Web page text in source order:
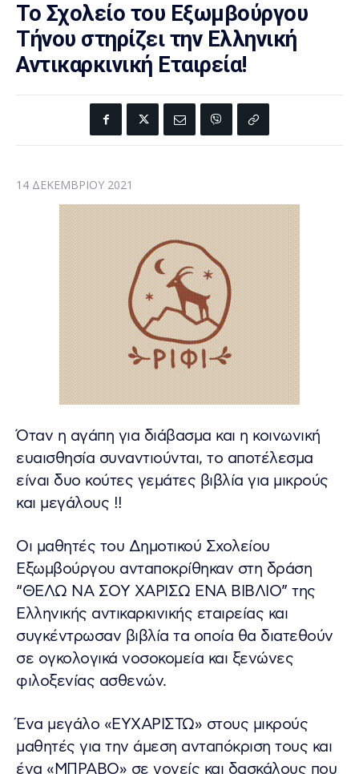
Το Σχολείο του Εξωμβούργου
Τήνου στηρίζει την Ελληνική
Αντικαρκινική Εταιρεία!
14 ΔΕΚΕΜΒΡΊΟΥ 2021
Όταν η αγάπη για διάβασμα και η κοινωνική
ευαισθησία συναντιούνται, το αποτέλεσμα
είναι δυο κούτες γεμάτες βιβλία για μικρούς
και μεγάλους !!
Οι μαθητές του Δημοτικού Σχολείου
Εξωμβούργου ανταποκρίθηκαν στη δράση
“ΘΕΛΩ ΝΑ ΣΟΥ ΧΑΡΙΣΩ ΕΝΑ ΒΙΒΛΙΟ” της
Ελληνικής αντικαρκινικής εταιρείας και
συγκέντρωσαν βιβλία τα οποία θα διατεθούν
σε ογκολογικά νοσοκομεία και ξενώνες
φιλοξενίας ασθενών.
Ένα μεγάλο «ΕΥΧΑΡΙΣΤΩ» στους μικρούς
μαθητές για την άμεση ανταπόκριση τους και
ένα «ΜΠΡΑΒΟ» σε γονείς και δασκάλους που